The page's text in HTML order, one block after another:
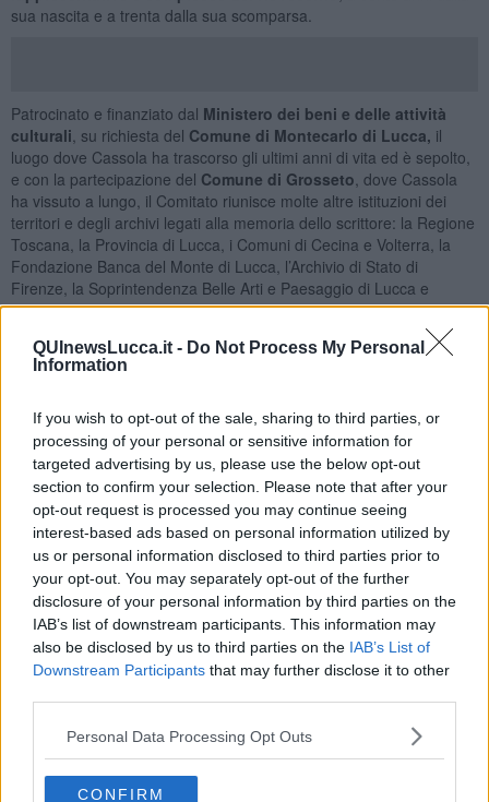
QUInewsLucca.it - Do Not Process My Personal
Information
If you wish to opt-out of the sale, sharing to third parties, or
processing of your personal or sensitive information for
targeted advertising by us, please use the below opt-out
section to confirm your selection. Please note that after your
opt-out request is processed you may continue seeing
interest-based ads based on personal information utilized by
us or personal information disclosed to third parties prior to
your opt-out. You may separately opt-out of the further
disclosure of your personal information by third parties on the
IAB’s list of downstream participants. This information may
also be disclosed by us to third parties on the IAB’s List of
Downstream Participants that may further disclose it to other
Personal Data Processing Opt Outs
CONFIRM
sua nascita e a trenta dalla sua scomparsa.
Patrocinato e finanziato dal Ministero dei beni e delle attività
culturali , su richiesta del Comune di Montecarlo di Lucca, il
luogo dove Cassola ha trascorso gli ultimi anni di vita ed è sepolto,
e con la partecipazione del Comune di Grosseto , dove Cassola
ha vissuto a lungo, il Comitato riunisce molte altre istituzioni dei
territori e degli archivi legati alla memoria dello scrittore: la Regione
Toscana, la Provincia di Lucca, i Comuni di Cecina e Volterra, la
Fondazione Banca del Monte di Lucca, l’Archivio di Stato di
Firenze, la Soprintendenza Belle Arti e Paesaggio di Lucca e
Massa Carrara, la Soprintendenza Archivistica della Toscana,
l’Istituto Storico della Resistenza in Toscana, le Università di Torino,
Genova e Firenze, La Casa delle Traduzioni del Comune di Roma
e l’archivio delle Teche RAI, oltre ad alcuni studiosi, tra i quali quali
Piccioni. Per la sua identità grafica il Comitato si è avvalso di una
professionalità riconosciuta e stimata come l’architettoItalo Lupi,
ideatore del logo e di tutti i supporti promozionali.
Grazie al coordinamento scientifico diAlba Andreini, a cui si deve
il recente rilancio editoriale dello scrittore in una nuova prospettiva
e sotto una nuova luce, e all’ausilio di filmati e documenti per lo più
inediti, la giornata commemorativa, dal titoloCarlo Cassola ieri e
oggi: una storia da Oscar, vedrà la partecipazione di personalità
del mondo letterario e culturale, dagli scrittoriLaura Parianialla
storicaAnna Bravoe ai criticiMatteo MarchesinieMassimo
Raffaeli , accompagnati dalle letture diMarco Toloni. Tra
testimonianze personali e nuove riletture, l’obiettivo principale è
sul suo lascito di scrittore e sulle sue idee e posizioni politico-
culturali.
La giornata commemorativa comincerà, dopo il saluto delle